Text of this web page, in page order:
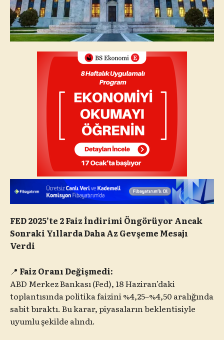
FED 2025’te 2 Faiz İndirimi Öngörüyor Ancak
Sonraki Yıllarda Daha Az Gevşeme Mesajı
Verdi
📍 Faiz Oranı Değişmedi:
ABD Merkez Bankası (Fed), 18 Haziran’daki
toplantısında politika faizini %4,25–%4,50 aralığında
sabit bıraktı. Bu karar, piyasaların beklentisiyle
uyumlu şekilde alındı.